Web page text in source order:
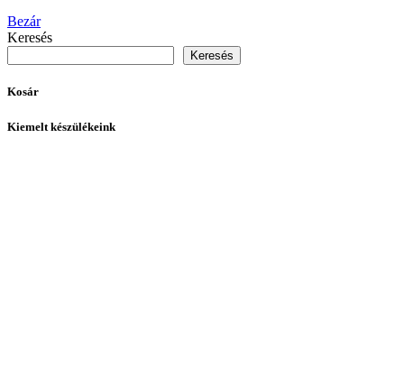
Bezár
Keresés
Keresés
Kosár
Kiemelt készülékeink